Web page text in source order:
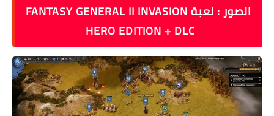
الصور : لعبة FANTASY GENERAL II INVASION
HERO EDITION + DLC